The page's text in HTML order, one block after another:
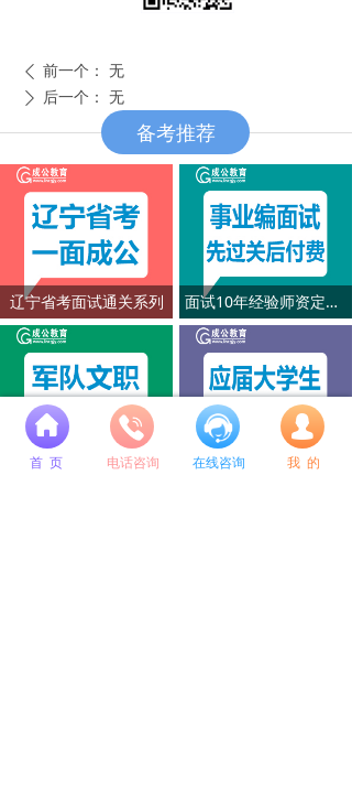
ꄴ 前一个： 无
ꄲ 后一个： 无
辽宁省考面试通关系列 面试10年经验师资定制系列
公考培训选成公教育
备考推荐
넙
首 页 电话咨询 在线咨询 我 的